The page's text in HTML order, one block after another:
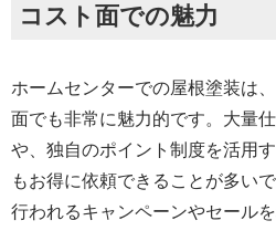
コスト面での魅力
ホームセンターでの屋根塗装は
面でも非常に魅力的です。大量
や、独自のポイント制度を活用
もお得に依頼できることが多い
行われるキャンペーンやセール